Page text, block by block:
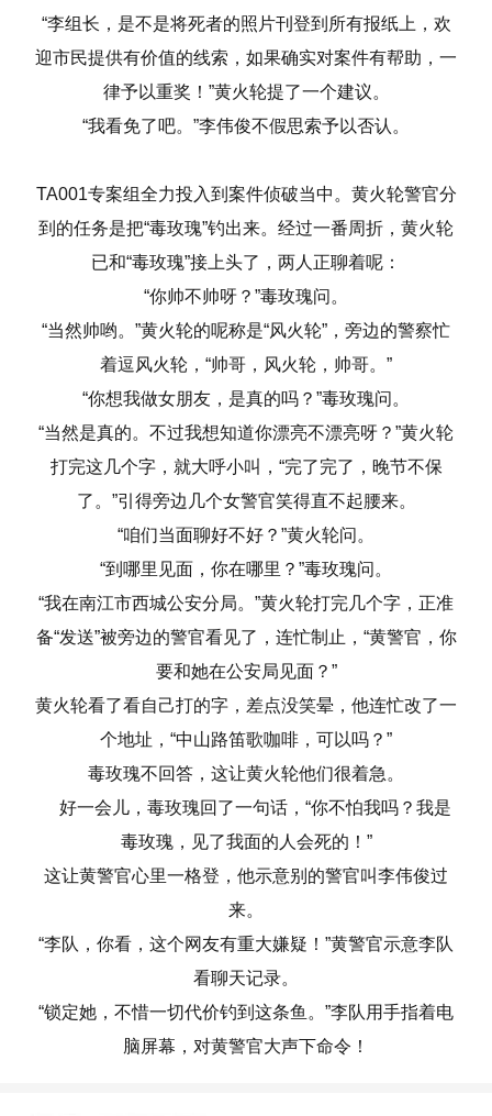
“李组长，是不是将死者的照片刊登到所有报纸上，欢
迎市民提供有价值的线索，如果确实对案件有帮助，一
律予以重奖！”黄火轮提了一个建议。
“我看免了吧。”李伟俊不假思索予以否认。
TA001专案组全力投入到案件侦破当中。黄火轮警官分
到的任务是把“毒玫瑰”钓出来。经过一番周折，黄火轮
已和“毒玫瑰”接上头了，两人正聊着呢：
“你帅不帅呀？”毒玫瑰问。
“当然帅哟。”黄火轮的呢称是“风火轮”，旁边的警察忙
着逗风火轮，“帅哥，风火轮，帅哥。”
“你想我做女朋友，是真的吗？”毒玫瑰问。
“当然是真的。不过我想知道你漂亮不漂亮呀？”黄火轮
打完这几个字，就大呼小叫，“完了完了，晚节不保
了。”引得旁边几个女警官笑得直不起腰来。
“咱们当面聊好不好？”黄火轮问。
“到哪里见面，你在哪里？”毒玫瑰问。
“我在南江市西城公安分局。”黄火轮打完几个字，正准
备“发送”被旁边的警官看见了，连忙制止，“黄警官，你
要和她在公安局见面？”
黄火轮看了看自己打的字，差点没笑晕，他连忙改了一
个地址，“中山路笛歌咖啡，可以吗？”
毒玫瑰不回答，这让黄火轮他们很着急。
好一会儿，毒玫瑰回了一句话，“你不怕我吗？我是
毒玫瑰，见了我面的人会死的！”
这让黄警官心里一格登，他示意别的警官叫李伟俊过
来。
“李队，你看，这个网友有重大嫌疑！”黄警官示意李队
看聊天记录。
“锁定她，不惜一切代价钓到这条鱼。”李队用手指着电
脑屏幕，对黄警官大声下命令！